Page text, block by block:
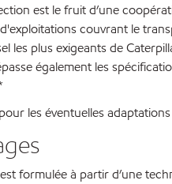
est le fruit d’une
couvrant le
les plus exigeants de
également les
les éventuelles adaptations
formulée à partir d’une